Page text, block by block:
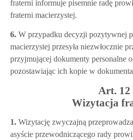
fraterni informuje pisemnie radę
fraterni macierzystej.
6. W przypadku decyzji pozytywnej
macierzystej przesyła niezwłocznie
przyjmującej dokumenty personalne
pozostawiając ich kopie w
Art. 12
Wizytacja
1. Wizytację zwyczajną
asyście przewodniczącego rady